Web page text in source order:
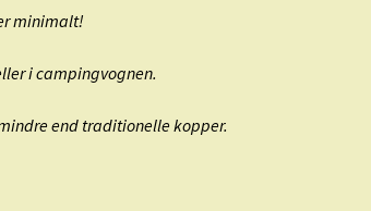
minimalt!
i campingvognen.
end traditionelle kopper.